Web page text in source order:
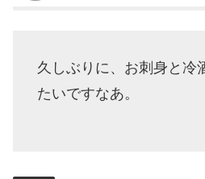
久しぶりに、お刺身と冷
たいですなあ。